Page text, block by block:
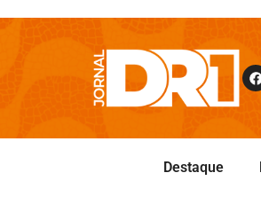
Destaque